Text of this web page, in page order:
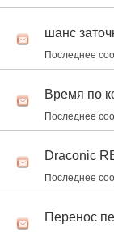
шанс
Последнее
Время по
Последнее
Draconic
Последнее
Перенос